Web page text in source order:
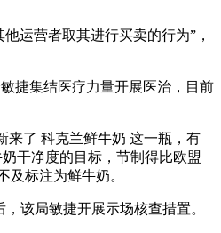
运营者取其进行买卖的行为”，
捷集结医疗力量开展医治，目前
来了 科克兰鲜牛奶 这一瓶，有
干净度的目标，节制得比欧盟
标注为鲜牛奶。
该局敏捷开展示场核查措置。